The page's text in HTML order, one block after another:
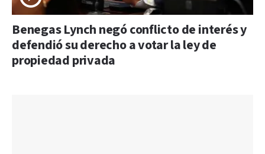
Benegas Lynch negó conflicto de interés y
defendió su derecho a votar la ley de
propiedad privada